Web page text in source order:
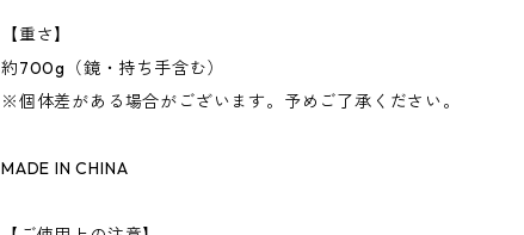
【重さ】
約700g（鏡・持ち手含む）
※個体差がある場合がございます。予めご了承ください。
MADE IN CHINA